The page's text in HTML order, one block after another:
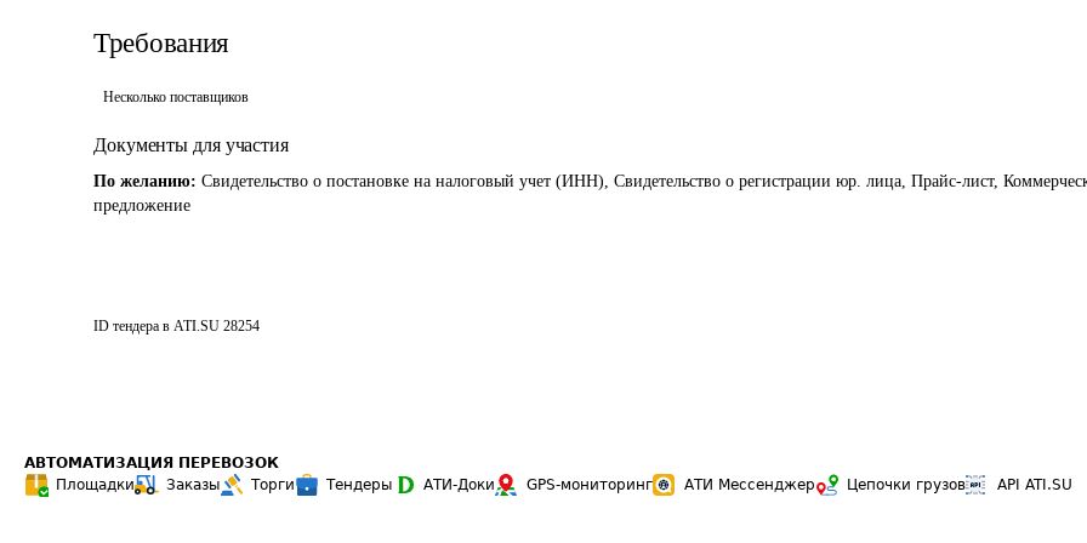
Требования
Несколько поставщиков
Документы для участия
По желанию: Свидетельство о постановке на налоговый учет (ИНН), Свидетельство о регистрации юр. лица, Прайс-лист,
предложение
ID тендера в ATI.SU 28254
АВТОМАТИЗАЦИЯ ПЕРЕВОЗОК
Площадки
Заказы Торги Тендеры АТИ-Доки GPS-мониторинг АТИ Мессенджер Цепочки грузов API ATI.SU